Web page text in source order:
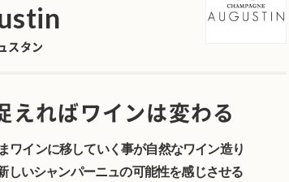
スタン
えればワインは変わる
ワインに移していく事が自然なワイン造り
しいシャンパーニュの可能性を感じさせる